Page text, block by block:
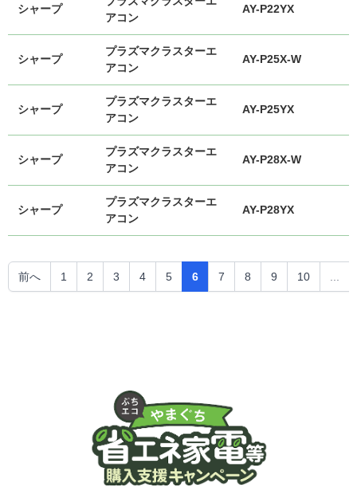
シャープ
アコン
AY-P22YX
シャープ
プラズマクラスターエ
アコン
AY-P25X-W
シャープ
プラズマクラスターエ
アコン
AY-P25YX
シャープ
プラズマクラスターエ
アコン
AY-P28X-W
シャープ
プラズマクラスターエ
アコン
AY-P28YX
前へ 1 2 3 4 5 6 7 8 9 10